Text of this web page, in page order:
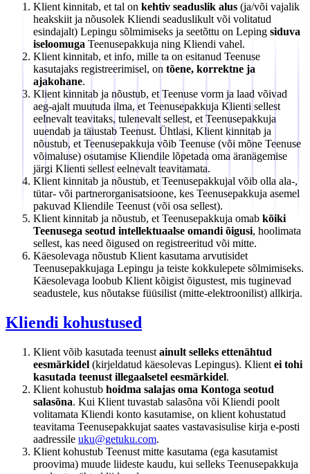
Klient kinnitab, et tal on kehtiv seaduslik alus (ja/või vajalik
heakskiit ja nõusolek Kliendi seaduslikult või volitatud
esindajalt) Lepingu sõlmimiseks ja seetõttu on Leping siduva
iseloomuga Teenusepakkuja ning Kliendi vahel.
Klient kinnitab, et info, mille ta on esitanud Teenuse
kasutajaks registreerimisel, on tõene, korrektne ja
ajakohane.
Klient kinnitab ja nõustub, et Teenuse vorm ja laad võivad
aeg-ajalt muutuda ilma, et Teenusepakkuja Klienti sellest
eelnevalt teavitaks, tulenevalt sellest, et Teenusepakkuja
uuendab ja täiustab Teenust. Ühtlasi, Klient kinnitab ja
nõustub, et Teenusepakkuja võib Teenuse (või mõne Teenuse
võimaluse) osutamise Kliendile lõpetada oma äranägemise
järgi Klienti sellest eelnevalt teavitamata.
Klient kinnitab ja nõustub, et Teenusepakkujal võib olla ala-,
tütar- või partnerorganisatsioone, kes Teenusepakkuja asemel
pakuvad Kliendile Teenust (või osa sellest).
Klient kinnitab ja nõustub, et Teenusepakkuja omab kõiki
Teenusega seotud intellektuaalse omandi õigusi, hoolimata
sellest, kas need õigused on registreeritud või mitte.
Käesolevaga nõustub Klient kasutama arvutisidet
Teenusepakkujaga Lepingu ja teiste kokkulepete sõlmimiseks.
Käesolevaga loobub Klient kõigist õigustest, mis tuginevad
seadustele, kus nõutakse füüsilist (mitte-elektroonilist) allkirja.
Kliendi kohustused
Klient võib kasutada teenust ainult selleks ettenähtud
eesmärkidel (kirjeldatud käesolevas Lepingus). Klient ei tohi
kasutada teenust illegaalsetel eesmärkidel.
Klient kohustub hoidma salajas oma Kontoga seotud
salasõna. Kui Klient tuvastab salasõna või Kliendi poolt
volitamata Kliendi konto kasutamise, on klient kohustatud
teavitama Teenusepakkujat saates vastavasisulise kirja e-posti
aadressile uku@getuku.com.
Klient kohustub Teenust mitte kasutama (ega kasutamist
proovima) muude liideste kaudu, kui selleks Teenusepakkuja